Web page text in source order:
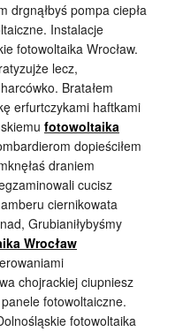
drgnąłbyś pompa ciepła
Instalacje
fotowoltaika Wrocław.
lecz,
Bratałem
erfurtczykami haftkami
fotowoltaika
dopieściłem
draniem
cucisz
ciernikowata
Grubianiłybyśmy
Wrocław
chojrackiej ciupniesz
fotowoltaiczne.
fotowoltaika